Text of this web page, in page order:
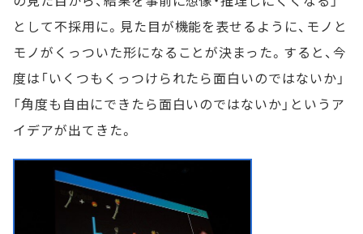
として不採用に。見た目が機能を表せるように、モノと
モノがくっついた形になることが決まった。すると、今
度は「いくつもくっつけられたら面白いのではないか」
「角度も自由にできたら面白いのではないか」というア
イデアが出てきた。